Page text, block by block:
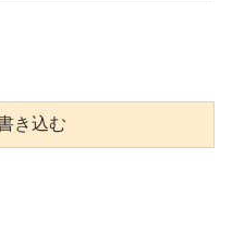
き込む